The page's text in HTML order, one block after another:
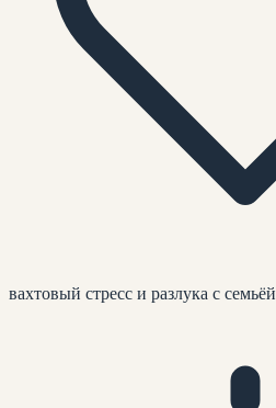
вахтовый стресс и разлука с семьёй